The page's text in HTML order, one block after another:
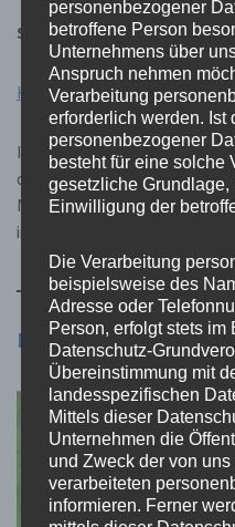
Spendenbescheinigung
Hinweise zum Datenschutz
Ihre Spende finanziert nicht
des NABU Kaiserstuhl. Diese
NABU ein. Ihre Spenden
in die Finanzierung von
NABU
personenbezogener
betroffene Person
Unternehmens über
Anspruch nehmen
Verarbeitung
erforderlich werden. Ist
personenbezogener
besteht für eine solche
gesetzliche
Einwilligung der
Die Verarbeitung
beispielsweise des
Adresse oder
Person, erfolgt stets im
Datenschutz-
Übereinstimmung mit
landesspezifischen
Mittels dieser
Unternehmen die
und Zweck der von
verarbeiteten
informieren. Ferner